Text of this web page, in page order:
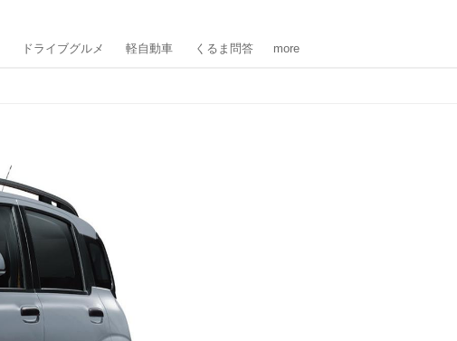
ドライブグルメ 軽自動車 くるま問答 more